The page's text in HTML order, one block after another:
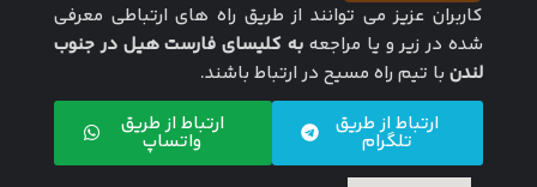
کاربران عزیز می توانند از طریق راه های ارتباطی معرفی
شده در زیر و یا مراجعه به کلیسای فارست هیل در جنوب
لندن با تیم راه مسیح در ارتباط باشند.
ارتباط از طریق
تلگرام
ارتباط از طریق
واتساپ